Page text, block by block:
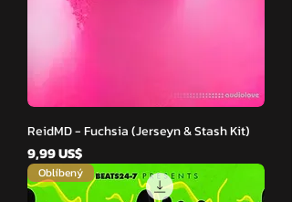
ReidMD - Fuchsia (Jerseyn & Stash Kit)
Cena
9,99 US$
Oblíbený